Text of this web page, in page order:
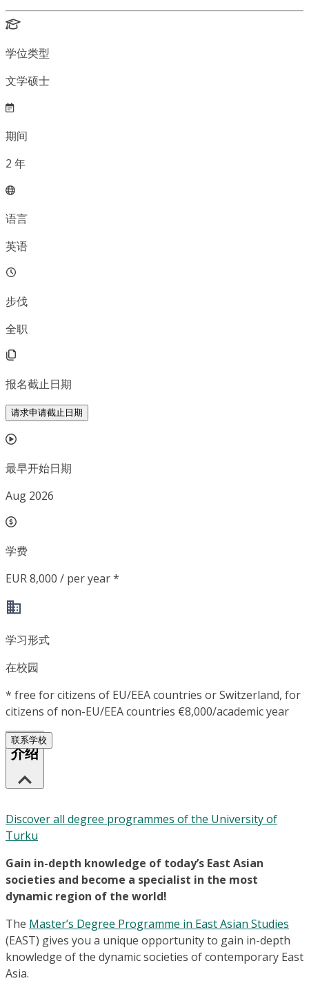
学位类型
文学硕士
期间
2 年
语言
英语
步伐
全职
报名截止日期
请求申请截止日期
最早开始日期
Aug 2026
学费
EUR 8,000 / per year *
学习形式
在校园
* free for citizens of EU/EEA countries or Switzerland, for
citizens of non-EU/EEA countries €8,000/academic year
联系学校
介绍
Discover all degree programmes of the University of
Turku
Gain in-depth knowledge of today’s East Asian
societies and become a specialist in the most
dynamic region of the world!
The Master’s Degree Programme in East Asian Studies
(EAST) gives you a unique opportunity to gain in-depth
knowledge of the dynamic societies of contemporary East
Asia.